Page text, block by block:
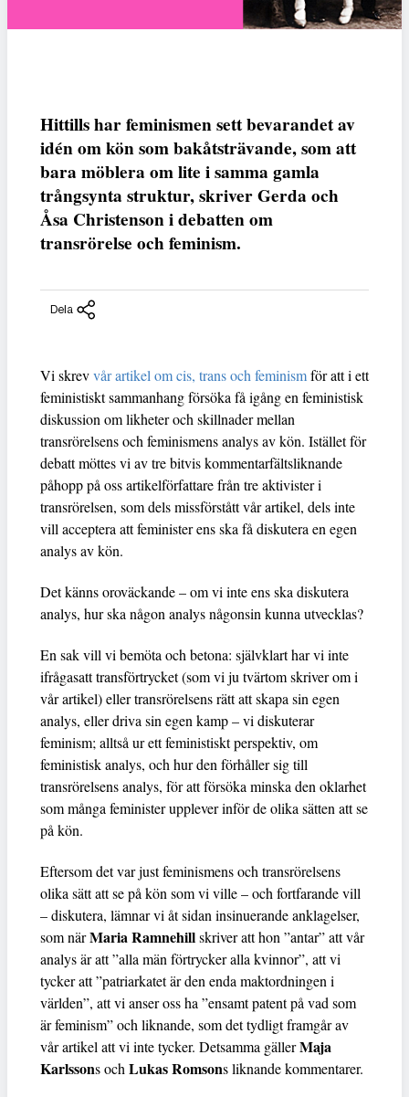
Hittills har feminismen sett bevarandet av
idén om kön som bakåtsträvande, som att
bara möblera om lite i samma gamla
trångsynta struktur, skriver Gerda och
Åsa Christenson i debatten om
transrörelse och feminism.
Dela
Vi skrevvår artikel om cis, trans och feminismför att i ett
feministiskt sammanhang försöka få igång en feministisk
diskussion om likheter och skillnader mellan
transrörelsens och feminismens analys av kön. Istället för
debatt möttes vi av tre bitvis kommentarfältsliknande
påhopp på oss artikelförfattare från tre aktivister i
transrörelsen, som dels missförstått vår artikel, dels inte
vill acceptera att feminister ens ska få diskutera en egen
analys av kön.
Det känns oroväckande – om vi inte ens ska diskutera
analys, hur ska någon analys någonsin kunna utvecklas?
En sak vill vi bemöta och betona: självklart har vi inte
ifrågasatt transförtrycket (som vi ju tvärtom skriver om i
vår artikel) eller transrörelsens rätt att skapa sin egen
analys, eller driva sin egen kamp – vi diskuterar
feminism; alltså ur ett feministiskt perspektiv, om
feministisk analys, och hur den förhåller sig till
transrörelsens analys, för att försöka minska den oklarhet
som många feminister upplever inför de olika sätten att se
på kön.
Eftersom det var just feminismens och transrörelsens
olika sätt att se på kön som vi ville – och fortfarande vill
– diskutera, lämnar vi åt sidan insinuerande anklagelser,
som närMaria Ramnehillskriver att hon ”antar” att vår
analys är att ”alla män förtrycker alla kvinnor”, att vi
tycker att ”patriarkatet är den enda maktordningen i
världen”, att vi anser oss ha ”ensamt patent på vad som
är feminism” och liknande, som det tydligt framgår av
vår artikel att vi inte tycker. Detsamma gällerMaja
Karlssons och Lukas Romsons liknande kommentarer.